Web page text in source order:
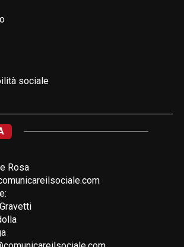
sociale
Rosa